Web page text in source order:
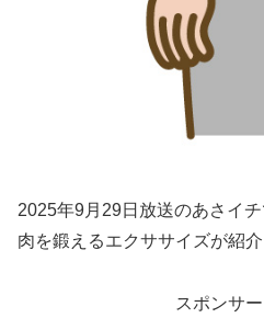
2025年9月29日放送のあさイ
肉を鍛えるエクササイズが紹介
スポンサ